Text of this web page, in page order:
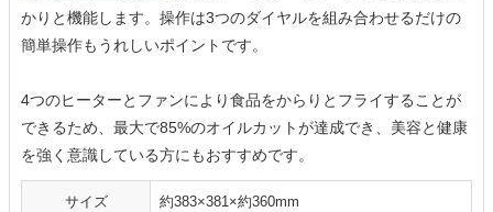
かりと機能します。操作は3つのダイヤルを組み合わせるだけの
簡単操作もうれしいポイントです。
4つのヒーターとファンにより食品をからりとフライすることが
できるため、最大で85%のオイルカットが達成でき、美容と健康
を強く意識している方にもおすすめです。
サイズ 約383×381×約360mm